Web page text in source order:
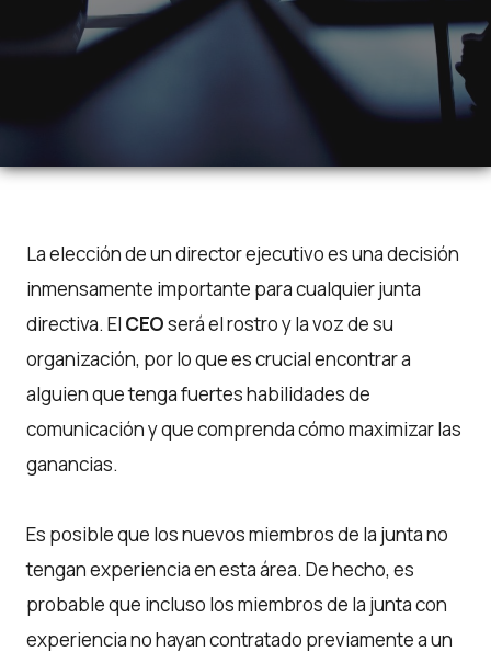
La elección de un director ejecutivo es una decisión
inmensamente importante para cualquier junta
directiva. El CEOserá el rostro y la voz de su
organización, por lo que es crucial encontrar a
alguien que tenga fuertes habilidades de
comunicación y que comprenda cómo maximizar las
ganancias.
Es posible que los nuevos miembros de la junta no
tengan experiencia en esta área. De hecho, es
probable que incluso los miembros de la junta con
experiencia no hayan contratado previamente a un